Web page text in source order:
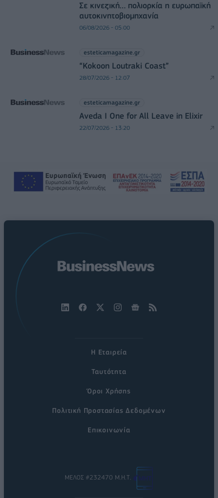
Σε κινεζική… πολιορκία η ευρωπαϊκή
αυτοκινητοβιομηχανία
06/08/2026 - 05:00
esteticamagazine.gr
“Kokoon Loutraki Coast”
28/07/2026 - 12:07
esteticamagazine.gr
Aveda I One for All Leave in Elixir
22/07/2026 - 13:20
Η Εταιρεία
Ταυτότητα
Όροι Χρήσης
Πολιτική Προστασίας Δεδομένων
Επικοινωνία
ΜΕΛΟΣ #232470 Μ.Η.Τ.